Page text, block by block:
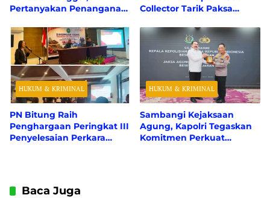
Pertanyakan Penanganan
APBDes
Collector Tarik Paksa
Sertifikat Jaminan Fidusia
HUKUM & KRIMINAL
PN Bitung Raih
Penghargaan Peringkat III
Penyelesaian Perkara
HUKUM & KRIMINAL
Sambangi Kejaksaan
Agung, Kapolri Tegaskan
Komitmen Perkuat
Baca Juga